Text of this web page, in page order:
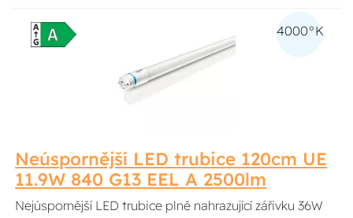
4000°K
Neúspornější LED trubice 120cm UE
11.9W 840 G13 EEL A 2500lm
Nejúspornější LED trubice plně nahrazující zářivku 36W